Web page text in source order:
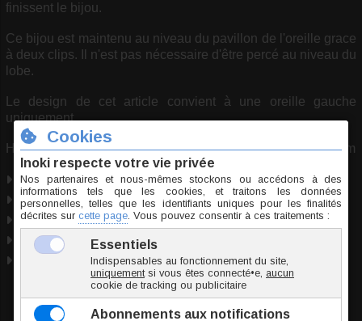
finissent le bijou.
Ce bijou est maintenu au niveau du pavillon de l'oreille grace
à deux clips. Il n'est pas nécessaire d'être percé au niveau du
lobe.
Le design de cet article convient à une oreille gauche
uniquement.
Hauteur totale du bijou: 135mm - Largeur maximale de 40mm
Bronze
Taille unique
MarqueInoki
Origine Thaïlande
Conformité RSGP